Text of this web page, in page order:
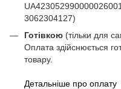
3062304127)
Готівкою (тільки для
Оплата здійснюється
товару.
Детальніше про оплату